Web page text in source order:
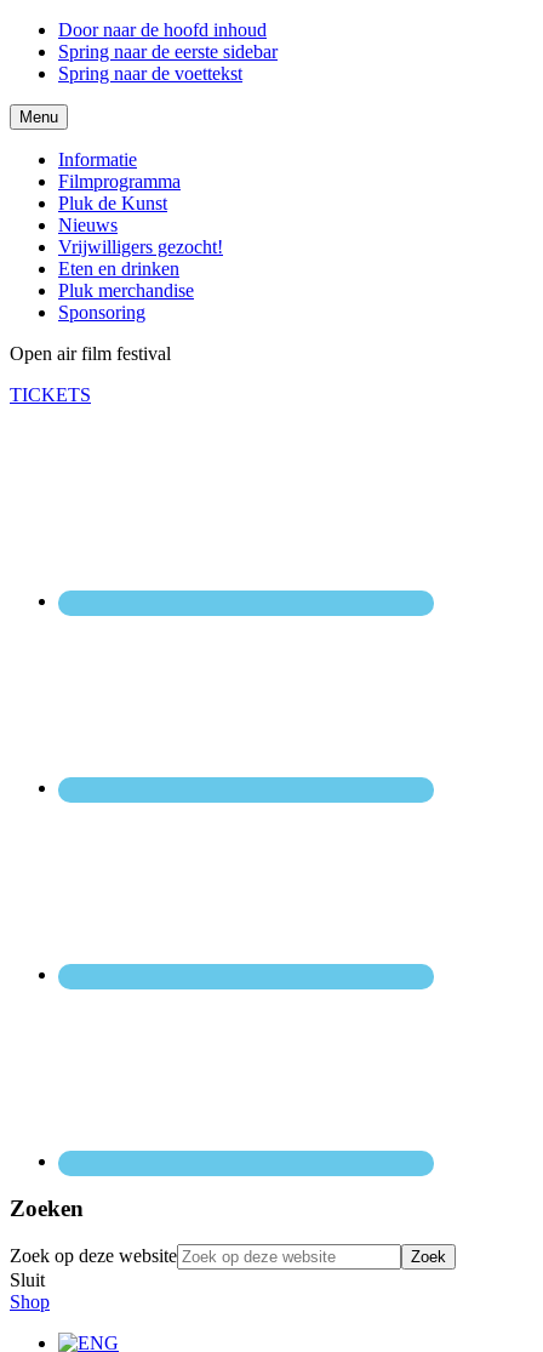
Door naar de hoofd inhoud
Spring naar de eerste sidebar
Spring naar de voettekst
Menu
Informatie
Filmprogramma
Pluk de Kunst
Nieuws
Vrijwilligers gezocht!
Eten en drinken
Pluk merchandise
Sponsoring
Open air film festival
TICKETS
Zoeken
Zoek op deze website
Sluit
Shop